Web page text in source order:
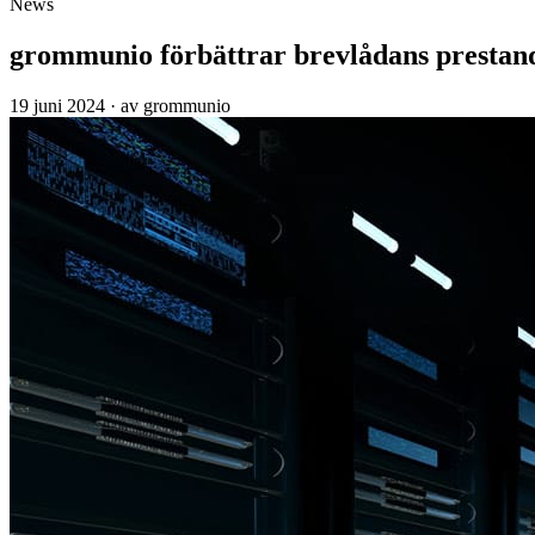
News
grommunio förbättrar brevlådans
19 juni 2024 · av grommunio